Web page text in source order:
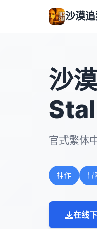
沙漠
沙
官式繁体
神作 冒
在线